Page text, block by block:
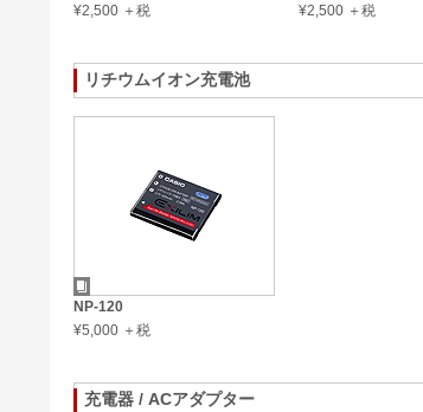
¥2,500 ＋税
¥2,500 ＋税
リチウムイオン充電池
NP-120
¥5,000 ＋税
充電器 / ACアダプター